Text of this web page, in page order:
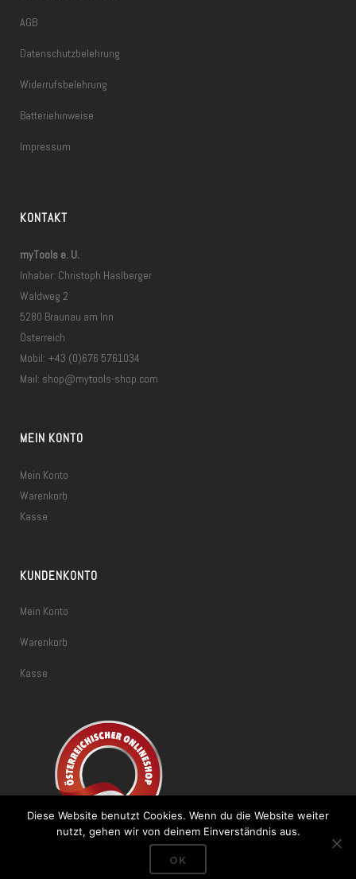
AGB
Datenschutzbelehrung
Widerrufsbelehrung
Batteriehinweise
Impressum
KONTAKT
myTools e. U.
Inhaber: Christoph Haslberger
Waldweg 2
5280 Braunau am Inn
Österreich
Mobil: +43 (0)676 5761034
Mail: shop@mytools-shop.com
MEIN KONTO
Mein Konto
Warenkorb
Kasse
KUNDENKONTO
Mein Konto
Warenkorb
Kasse
Diese Website benutzt Cookies. Wenn du die Website weiter
nutzt, gehen wir von deinem Einverständnis aus.
OK